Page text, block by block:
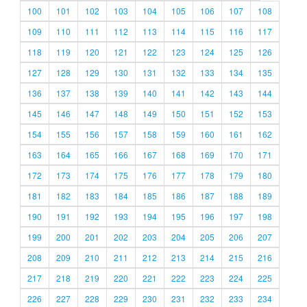
100
101 102 103 104 105 106 107
108
109
110 111 112 113 114 115 116
117
118
119 120 121 122 123 124 125
126
127
128 129 130 131 132 133 134
135
136
137 138 139 140 141 142 143
144
145
146 147 148 149 150 151 152
153
154
155 156 157 158 159 160 161
162
163
164 165 166 167 168 169 170
171
172
173 174 175 176 177 178 179
180
181
182 183 184 185 186 187 188
189
190
191 192 193 194 195 196 197
198
199
200 201 202 203 204 205 206
207
208
209 210 211 212 213 214 215
216
217
218 219 220 221 222 223 224
225
226
227 228 229 230 231 232 233 234